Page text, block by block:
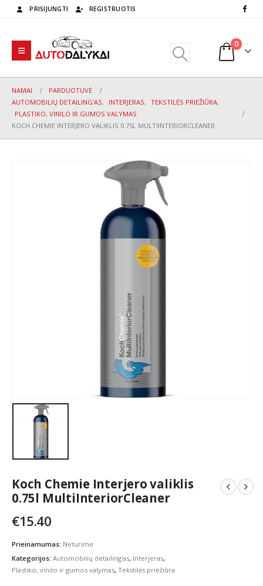
PRISIJUNGTI REGISTRUOTIS
0
NAMAI
PARDUOTUVĖ
AUTOMOBILIŲ DETAILING'AS, INTERJERAS, TEKSTILĖS PRIEŽIŪRA,
PLASTIKO, VINILO IR GUMOS VALYMAS
KOCH CHEMIE INTERJERO VALIKLIS 0.75L MULTIINTERIORCLEANER
Koch Chemie Interjero valiklis
0.75l MultiInteriorCleaner
€15.40
Prieinamumas: Neturime
Kategorijos: Automobilių detailing'as, Interjeras,
Plastiko, vinilo ir gumos valymas, Tekstilės priežiūra